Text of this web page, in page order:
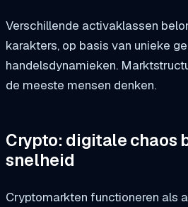
Verschillende activaklassen
karakters, op basis van unieke
handelsdynamieken.
de meeste mensen denken.
Crypto: digitale chaos
snelheid
Cryptomarkten functioneren als